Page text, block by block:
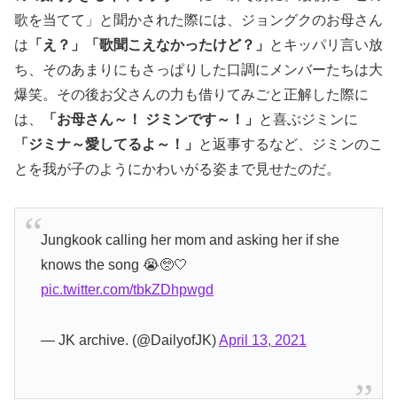
歌を当てて」と聞かされた際には、ジョングクのお母さん
は 「え？」「歌聞こえなかったけど？」
とキッパリ言い放
ち、そのあまりにもさっぱりした口調にメンバーたちは大
爆笑。その後お父さんの力も借りてみごと正解した際に
は、
「お母さん～！ ジミンです～！」
と喜ぶジミンに
「ジミナ～愛してるよ～！」
と返事するなど、ジミンのこ
とを我が子のようにかわいがる姿まで見せたのだ。
Jungkook calling her mom and asking her if she
knows the song 😭🥺🤍
pic.twitter.com/tbkZDhpwgd
— JK archive. (@DailyofJK)April 13, 2021